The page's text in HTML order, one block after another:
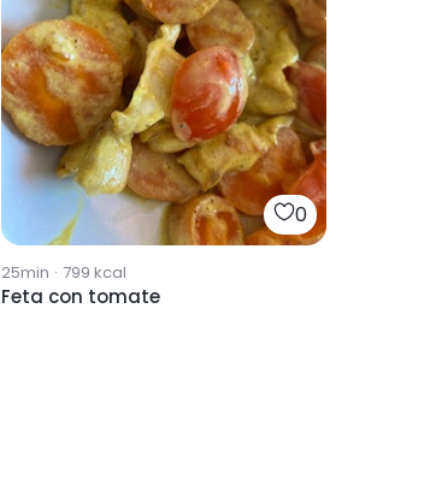
0
25min · 799 kcal
Feta con tomate